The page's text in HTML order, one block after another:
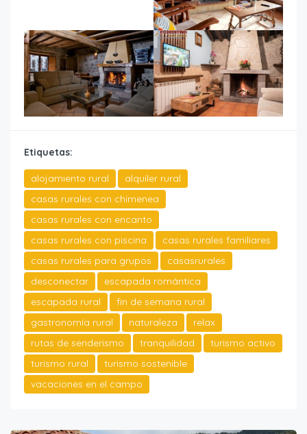
Etiquetas:
alojamiento rural
alquiler rural
casas rurales con chimenea
casas rurales con encanto
casas rurales con piscina
casas rurales familiares
casas rurales para grupos
casasrurales
desconectar
escapada romántica
escapada rural
fin de semana rural
gastronomía rural
naturaleza
relax
rutas de senderismo
tranquilidad
turismo activo
turismo rural
turismo sostenible
vacaciones en el campo